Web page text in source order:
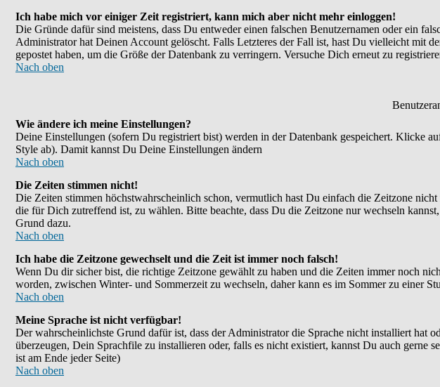
Ich habe mich vor einiger Zeit registriert, kann mich aber nicht mehr einloggen!
Die Gründe dafür sind meistens, dass Du entweder einen falschen Benutzernamen oder ein
Administrator hat Deinen Account gelöscht. Falls Letzteres der Fall ist, hast Du vielleicht mit
gepostet haben, um die Größe der Datenbank zu verringern. Versuche Dich erneut zu
Nach oben
Wie ändere ich meine Einstellungen?
Deine Einstellungen (sofern Du registriert bist) werden in der Datenbank gespeichert. Klicke
Style ab). Damit kannst Du Deine Einstellungen ändern
Nach oben
Die Zeiten stimmen nicht!
Die Zeiten stimmen höchstwahrscheinlich schon, vermutlich hast Du einfach die Zeitzone
die für Dich zutreffend ist, zu wählen. Bitte beachte, dass Du die Zeitzone nur wechseln
Grund dazu.
Nach oben
Ich habe die Zeitzone gewechselt und die Zeit ist immer noch falsch!
Wenn Du dir sicher bist, die richtige Zeitzone gewählt zu haben und die Zeiten immer noch
worden, zwischen Winter- und Sommerzeit zu wechseln, daher kann es im Sommer zu einer
Nach oben
Meine Sprache ist nicht verfügbar!
Der wahrscheinlichste Grund dafür ist, dass der Administrator die Sprache nicht installiert hat
überzeugen, Dein Sprachfile zu installieren oder, falls es nicht existiert, kannst Du auch
ist am Ende jeder Seite)
Nach oben